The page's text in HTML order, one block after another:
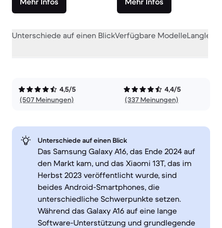
Unterschiede auf einen BlickVerfügbare Modelle
4,5/5
(507 Meinungen)
4,4/5
(337 Meinungen)
Unterschiede auf einen Blick
Das Samsung Galaxy A16, das Ende 2024 auf
den Markt kam, und das Xiaomi 13T, das im
Herbst 2023 veröffentlicht wurde, sind
beides Android-Smartphones, die
unterschiedliche Schwerpunkte setzen.
Während das Galaxy A16 auf eine lange
Software-Unterstützung und grundlegende